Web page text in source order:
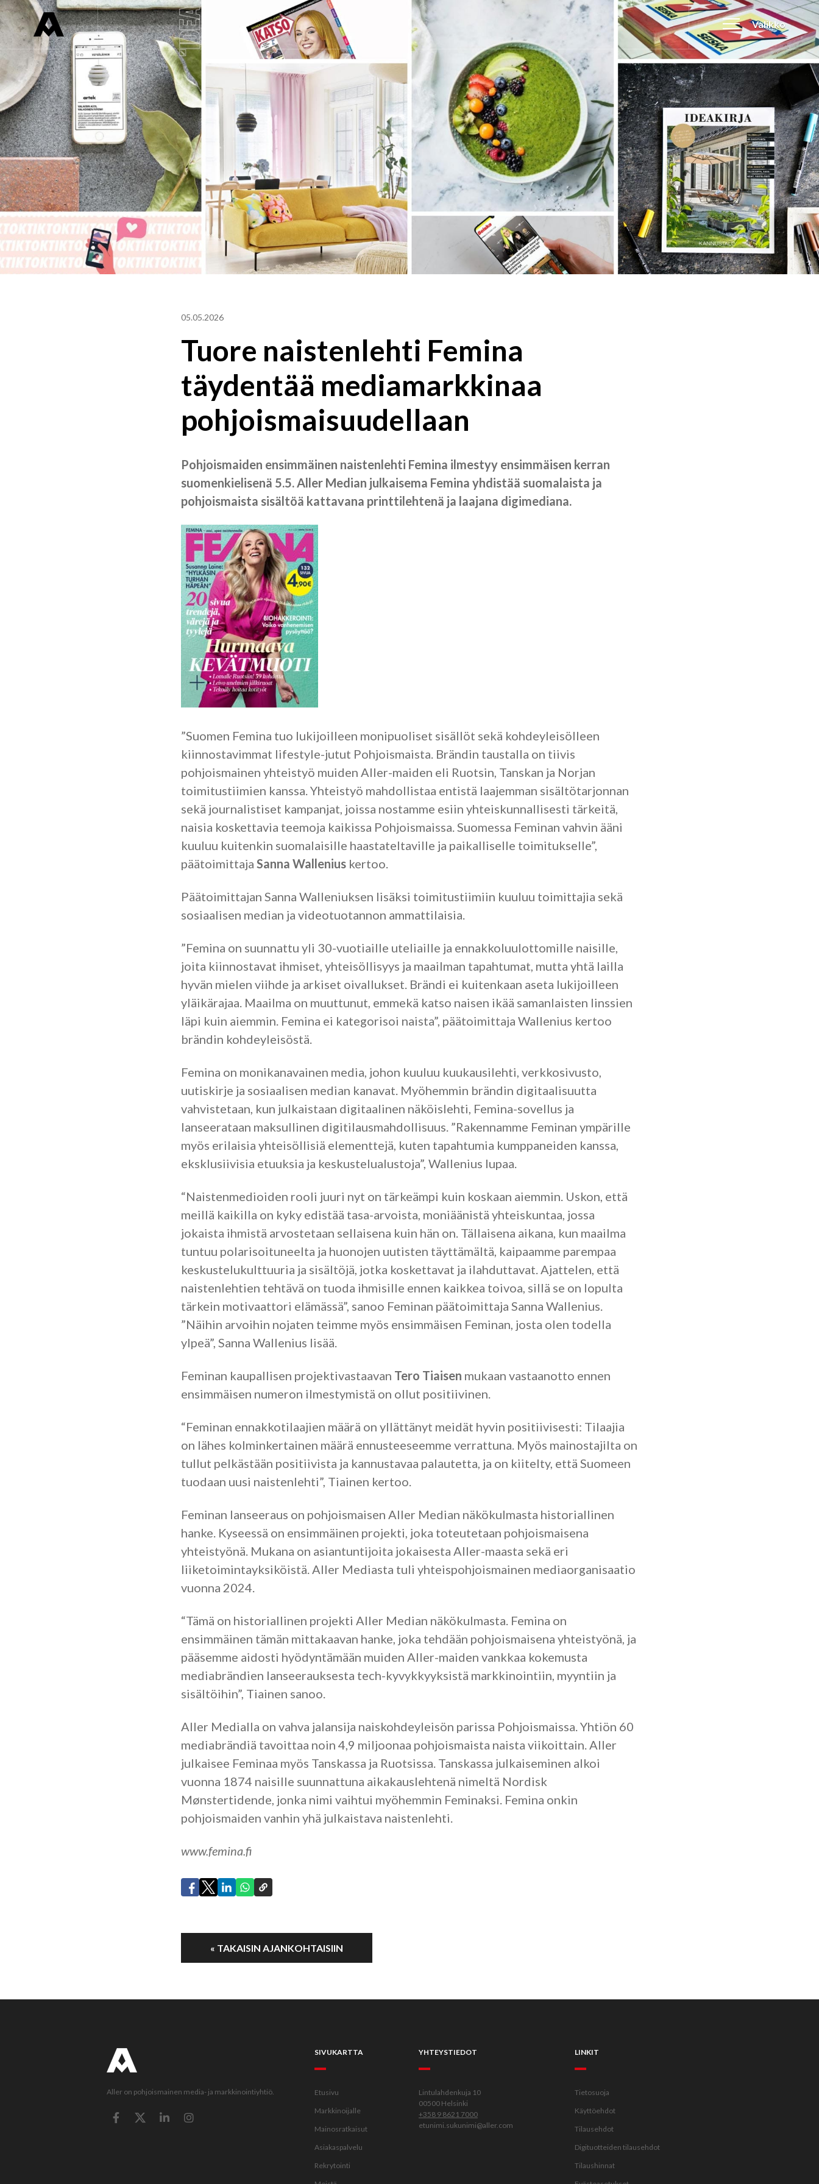
Valikko
05.05.2026
Tuore naistenlehti Femina
täydentää mediamarkkinaa
pohjoismaisuudellaan
Pohjoismaiden ensimmäinen naistenlehti Femina ilmestyy ensimmäisen kerran
suomenkielisenä 5.5. Aller Median julkaisema Femina yhdistää suomalaista ja
pohjoismaista sisältöä kattavana printtilehtenä ja laajana digimediana.
”Suomen Femina tuo lukijoilleen monipuoliset sisällöt sekä kohdeyleisölleen
kiinnostavimmat lifestyle-jutut Pohjoismaista. Brändin taustalla on tiivis
pohjoismainen yhteistyö muiden Aller-maiden eli Ruotsin, Tanskan ja Norjan
toimitustiimien kanssa. Yhteistyö mahdollistaa entistä laajemman sisältötarjonnan
sekä journalistiset kampanjat, joissa nostamme esiin yhteiskunnallisesti tärkeitä,
naisia koskettavia teemoja kaikissa Pohjoismaissa. Suomessa Feminan vahvin ääni
kuuluu kuitenkin suomalaisille haastateltaville ja paikalliselle toimitukselle”,
päätoimittaja Sanna Wallenius kertoo.
Päätoimittajan Sanna Walleniuksen lisäksi toimitustiimiin kuuluu toimittajia sekä
sosiaalisen median ja videotuotannon ammattilaisia.
”Femina on suunnattu yli 30-vuotiaille uteliaille ja ennakkoluulottomille naisille,
joita kiinnostavat ihmiset, yhteisöllisyys ja maailman tapahtumat, mutta yhtä lailla
hyvän mielen viihde ja arkiset oivallukset. Brändi ei kuitenkaan aseta lukijoilleen
yläikärajaa. Maailma on muuttunut, emmekä katso naisen ikää samanlaisten linssien
läpi kuin aiemmin. Femina ei kategorisoi naista”, päätoimittaja Wallenius kertoo
brändin kohdeyleisöstä.
Femina on monikanavainen media, johon kuuluu kuukausilehti, verkkosivusto,
uutiskirje ja sosiaalisen median kanavat. Myöhemmin brändin digitaalisuutta
vahvistetaan, kun julkaistaan digitaalinen näköislehti, Femina-sovellus ja
lanseerataan maksullinen digitilausmahdollisuus. ”Rakennamme Feminan ympärille
myös erilaisia yhteisöllisiä elementtejä, kuten tapahtumia kumppaneiden kanssa,
eksklusiivisia etuuksia ja keskustelualustoja”, Wallenius lupaa.
“Naistenmedioiden rooli juuri nyt on tärkeämpi kuin koskaan aiemmin. Uskon, että
meillä kaikilla on kyky edistää tasa-arvoista, moniäänistä yhteiskuntaa, jossa
jokaista ihmistä arvostetaan sellaisena kuin hän on. Tällaisena aikana, kun maailma
tuntuu polarisoituneelta ja huonojen uutisten täyttämältä, kaipaamme parempaa
keskustelukulttuuria ja sisältöjä, jotka koskettavat ja ilahduttavat. Ajattelen, että
naistenlehtien tehtävä on tuoda ihmisille ennen kaikkea toivoa, sillä se on lopulta
tärkein motivaattori elämässä”, sanoo Feminan päätoimittaja Sanna Wallenius.
”Näihin arvoihin nojaten teimme myös ensimmäisen Feminan, josta olen todella
ylpeä”, Sanna Wallenius lisää.
Feminan kaupallisen projektivastaavan Tero Tiaisen mukaan vastaanotto ennen
ensimmäisen numeron ilmestymistä on ollut positiivinen.
“Feminan ennakkotilaajien määrä on yllättänyt meidät hyvin positiivisesti: Tilaajia
on lähes kolminkertainen määrä ennusteeseemme verrattuna. Myös mainostajilta on
tullut pelkästään positiivista ja kannustavaa palautetta, ja on kiitelty, että Suomeen
tuodaan uusi naistenlehti”, Tiainen kertoo.
Feminan lanseeraus on pohjoismaisen Aller Median näkökulmasta historiallinen
hanke. Kyseessä on ensimmäinen projekti, joka toteutetaan pohjoismaisena
yhteistyönä. Mukana on asiantuntijoita jokaisesta Aller-maasta sekä eri
liiketoimintayksiköistä. Aller Mediasta tuli yhteispohjoismainen mediaorganisaatio
vuonna 2024.
“Tämä on historiallinen projekti Aller Median näkökulmasta. Femina on
ensimmäinen tämän mittakaavan hanke, joka tehdään pohjoismaisena yhteistyönä, ja
pääsemme aidosti hyödyntämään muiden Aller-maiden vankkaa kokemusta
mediabrändien lanseerauksesta tech-kyvykkyyksistä markkinointiin, myyntiin ja
sisältöihin”, Tiainen sanoo.
Aller Medialla on vahva jalansija naiskohdeyleisön parissa Pohjoismaissa. Yhtiön 60
mediabrändiä tavoittaa noin 4,9 miljoonaa pohjoismaista naista viikoittain. Aller
julkaisee Feminaa myös Tanskassa ja Ruotsissa. Tanskassa julkaiseminen alkoi
vuonna 1874 naisille suunnattuna aikakauslehtenä nimeltä Nordisk
Mønstertidende, jonka nimi vaihtui myöhemmin Feminaksi. Femina onkin
pohjoismaiden vanhin yhä julkaistava naistenlehti.
www.femina.fi
« TAKAISIN AJANKOHTAISIIN
Aller on pohjoismainen media- ja markkinointiyhtiö.
SIVUKARTTA
Etusivu
Markkinoijalle
Mainosratkaisut
Asiakaspalvelu
Rekrytointi
YHTEYSTIEDOT
Lintulahdenkuja 10
00500 Helsinki
+358 9 8621 7000
etunimi.sukunimi@aller.com
LINKIT
Tietosuoja
Käyttöehdot
Tilausehdot
Digituotteiden tilausehdot
Tilaushinnat